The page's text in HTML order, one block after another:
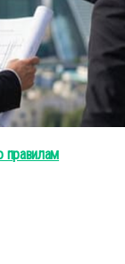
правилам